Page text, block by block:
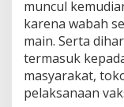
muncul
karena wabah
main. Serta
termasuk
masyarakat,
pelaksanaan